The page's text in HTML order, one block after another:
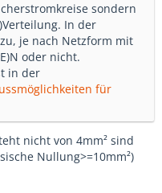
sondern
In der
je nach Netzform mit
oder nicht.
in der
für
nicht von 4mm² sind
Nullung>=10mm²)